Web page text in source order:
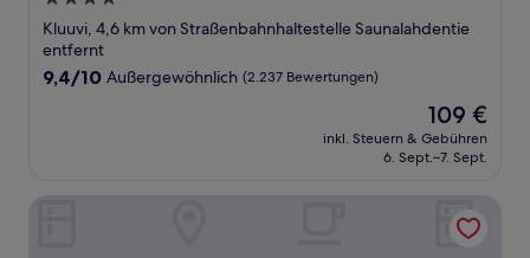
Sterne-
Unterkunft
Kluuvi, 4,6 km von Straßenbahnhaltestelle Saunalahdentie
entfernt
9.4
9,4/10 Außergewöhnlich (2.237 Bewertungen)
Der
Preis
beträgt
109 €
inkl. Steuern & Gebühren
6. Sept.–7. Sept.